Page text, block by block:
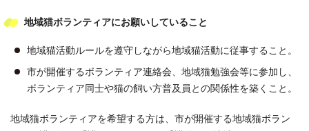
地域猫ボランティアにお願いしていること
地域猫活動ルールを遵守しながら地域猫活動に従事すること。
市が開催するボランティア連絡会、地域猫勉強会等に参加し、
ボランティア同士や猫の飼い方普及員との関係性を築くこと。
地域猫ボランティアを希望する方は、市が開催する地域猫ボラン